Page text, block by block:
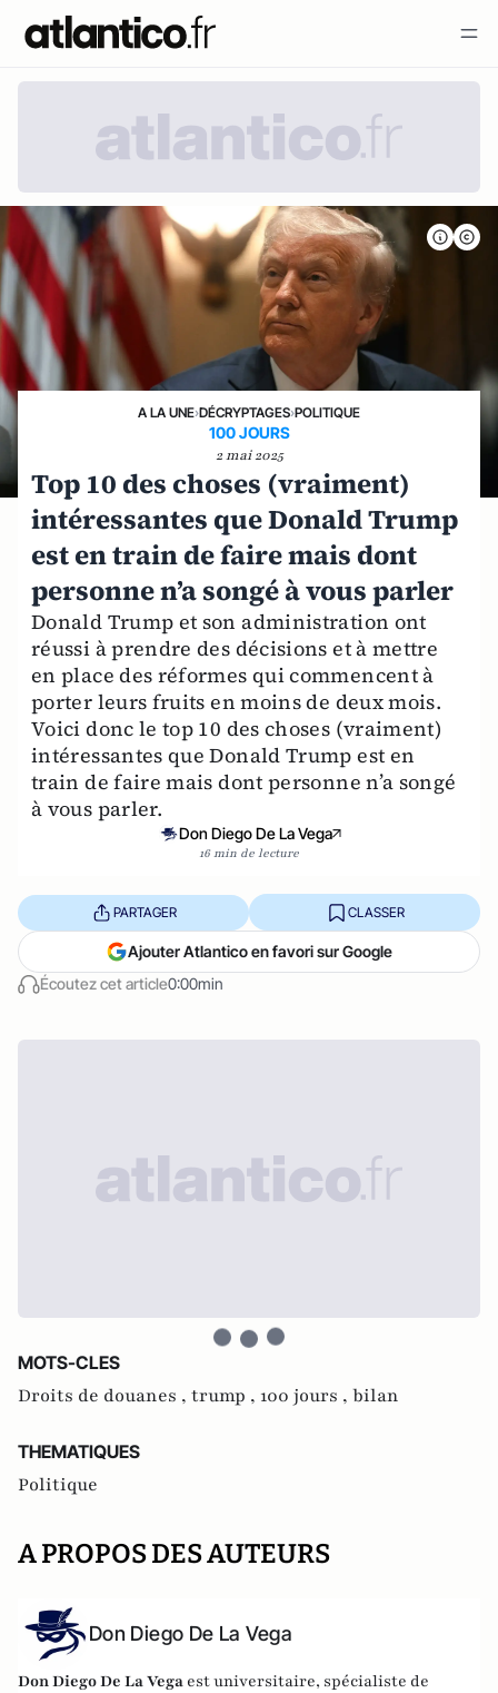
A LA UNE›DÉCRYPTAGES›POLITIQUE
100 JOURS
2 mai 2025
Top 10 des choses (vraiment)
intéressantes que Donald Trump
est en train de faire mais dont
personne n’a songé à vous parler
Donald Trump et son administration ont
réussi à prendre des décisions et à mettre
en place des réformes qui commencent à
porter leurs fruits en moins de deux mois.
Voici donc le top 10 des choses (vraiment)
intéressantes que Donald Trump est en
train de faire mais dont personne n’a songé
à vous parler.
Don Diego De La Vega
16 min de lecture
Écoutez cet article0:00min
PARTAGER CLASSER
Ajouter Atlantico en favori sur Google
MOTS-CLES
Droits de douanes , trump , 100 jours , bilan
THEMATIQUES
Politique
A PROPOS DES AUTEURS
Don Diego De La Vega
Don Diego De La Vega est universitaire, spécialiste de